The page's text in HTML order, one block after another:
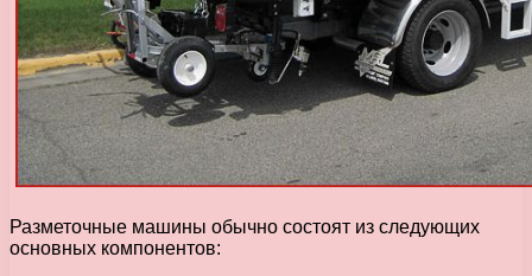
Разметочные машины обычно состоят из следующих
основных компонентов: